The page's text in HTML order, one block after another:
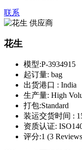
联系
花生
模型:P-3934915
起订量: bag
出货港口 : India
生产量: High
打包:Standard
装运交货时间 :
资质认证:
评分:1 (3